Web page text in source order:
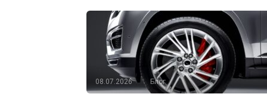
08.07.2026 Блог